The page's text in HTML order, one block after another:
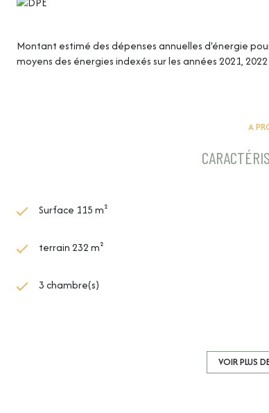
Montant estimé des dépenses annuelles d'énergie
moyens des énergies indexés sur les années 2021,
A
Surface 115 m²
terrain 232 m²
3 chambre(s)
VOIR PLUS